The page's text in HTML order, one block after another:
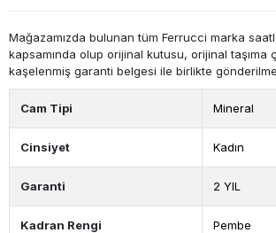
Mağazamızda bulunan tüm Ferrucci marka
kapsamında olup orijinal kutusu, orijinal taşıma
kaşelenmiş garanti belgesi ile birlikte
Cam Tipi Mineral
Cinsiyet Kadın
Garanti 2 YIL
Kadran Rengi Pembe